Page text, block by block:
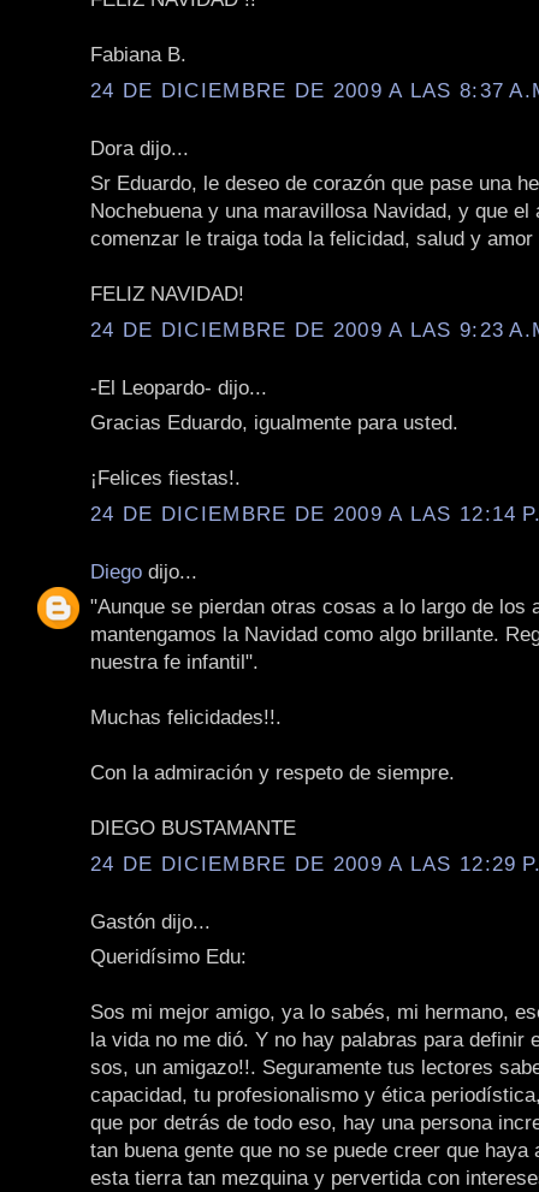
Fabiana B.
24 DE DICIEMBRE DE 2009 A LAS 8:37
Dora dijo...
Sr Eduardo, le deseo de corazón que pase una
Nochebuena y una maravillosa Navidad, y que el
comenzar le traiga toda la felicidad, salud y
FELIZ NAVIDAD!
24 DE DICIEMBRE DE 2009 A LAS 9:23
-El Leopardo- dijo...
Gracias Eduardo, igualmente para usted.
¡Felices fiestas!.
24 DE DICIEMBRE DE 2009 A LAS 12:14
Diego dijo...
"Aunque se pierdan otras cosas a lo largo de los
mantengamos la Navidad como algo brillante.
nuestra fe infantil".
Muchas felicidades!!.
Con la admiración y respeto de siempre.
DIEGO BUSTAMANTE
24 DE DICIEMBRE DE 2009 A LAS 12:29
Gastón dijo...
Queridísimo Edu:
Sos mi mejor amigo, ya lo sabés, mi hermano,
la vida no me dió. Y no hay palabras para definir
sos, un amigazo!!. Seguramente tus lectores
capacidad, tu profesionalismo y ética
que por detrás de todo eso, hay una persona
tan buena gente que no se puede creer que haya
esta tierra tan mezquina y pervertida con